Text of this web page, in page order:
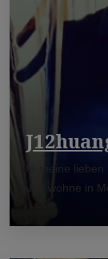
Hi meine
und wohne in